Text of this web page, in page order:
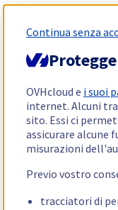
Continua senza
OVHcloud e i suoi
internet. Alcuni
sito. Essi ci
assicurare alcune
misurazioni
Previo vostro
tracciatori di